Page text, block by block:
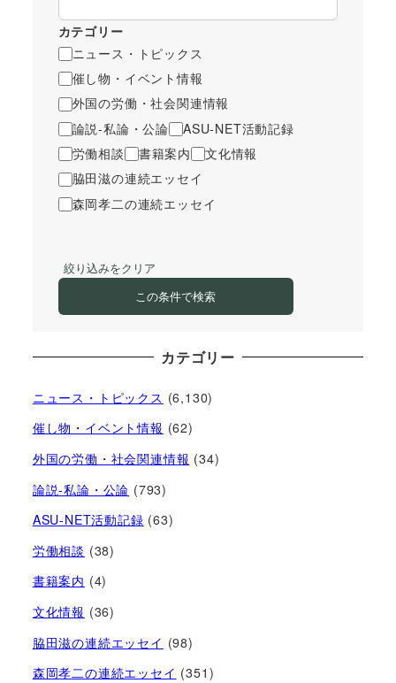
カテゴリー
ニュース・トピックス
催し物・イベント情報
外国の労働・社会関連情報
論説-私論・公論
ASU-NET活動記録
労働相談
書籍案内
文化情報
脇田滋の連続エッセイ
森岡孝二の連続エッセイ
絞り込みをクリア
この条件で検索
カテゴリー
ニュース・トピックス (6,130)
催し物・イベント情報 (62)
外国の労働・社会関連情報 (34)
論説-私論・公論 (793)
ASU-NET活動記録 (63)
労働相談 (38)
書籍案内 (4)
文化情報 (36)
脇田滋の連続エッセイ (98)
森岡孝二の連続エッセイ (351)